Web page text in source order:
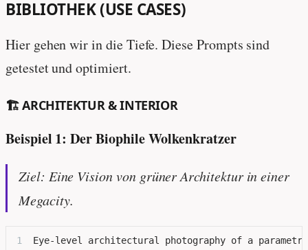
BIBLIOTHEK (USE CASES)
Hier gehen wir in die Tiefe. Diese Prompts sind
getestet und optimiert.
🏗️ ARCHITEKTUR & INTERIOR
Beispiel 1: Der Biophile Wolkenkratzer
Ziel: Eine Vision von grüner Architektur in einer
Megacity.
Eye-level architectural photography of a